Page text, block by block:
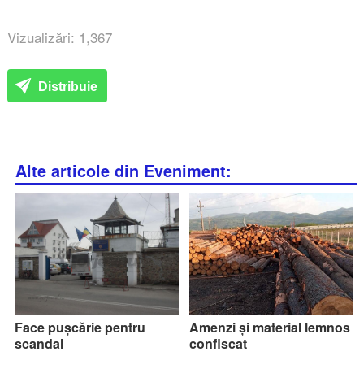
Vizualizări: 1,367
Distribuie
Alte articole din Eveniment:
Face pușcărie pentru
scandal
Amenzi și material lemnos
confiscat